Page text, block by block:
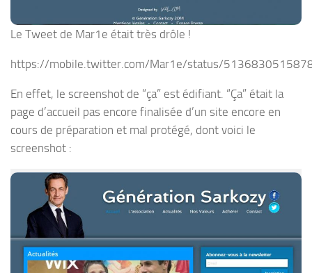
Le Tweet de Mar1e était très drôle !
https://mobile.twitter.com/Mar1e/status/
En effet, le screenshot de “ça” est édifiant. “Ça” était la
page d’accueil pas encore finalisée d’un site encore en
cours de préparation et mal protégé, dont voici le
screenshot :